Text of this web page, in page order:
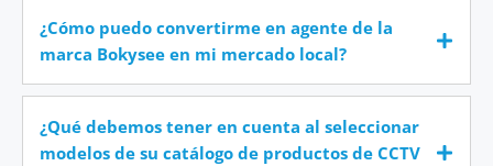
¿Cómo puedo convertirme en agente de la
marca Bokysee en mi mercado local?
¿Qué debemos tener en cuenta al seleccionar
modelos de su catálogo de productos de CCTV